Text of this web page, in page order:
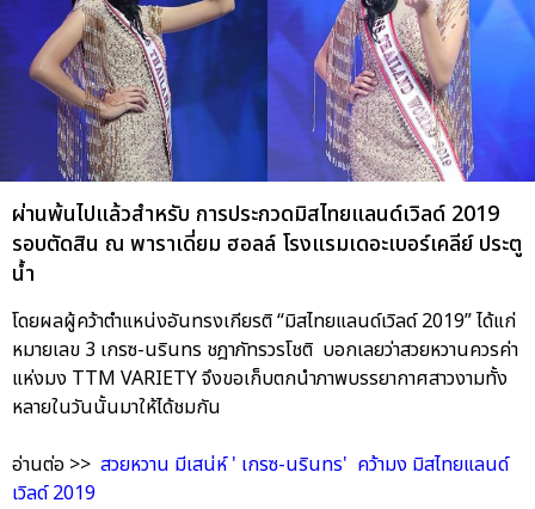
ผ่านพ้นไปแล้วสำหรับ การประกวดมิสไทยแลนด์เวิลด์ 2019
รอบตัดสิน ณ พาราเดี่ยม ฮอลล์ โรงแรมเดอะเบอร์เคลีย์ ประตู
น้ำ
โดยผลผู้คว้าตำแหน่งอันทรงเกียรติ “มิสไทยแลนด์เวิลด์ 2019” ได้แก่
หมายเลข 3 เกรซ-นรินทร ชฎาภัทรวรโชติ บอกเลยว่าสวยหวานควรค่า
แห่งมง TTM VARIETY จึงขอเก็บตกนำภาพบรรยากาศสาวงามทั้ง
หลายในวันนั้นมาให้ได้ชมกัน
อ่านต่อ >> สวยหวาน มีเสน่ห์ ' เกรซ-นรินทร' คว้ามง มิสไทยแลนด์
เวิลด์ 2019